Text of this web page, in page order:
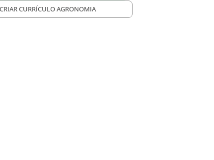
CRIAR CURRÍCULO AGRONOMIA